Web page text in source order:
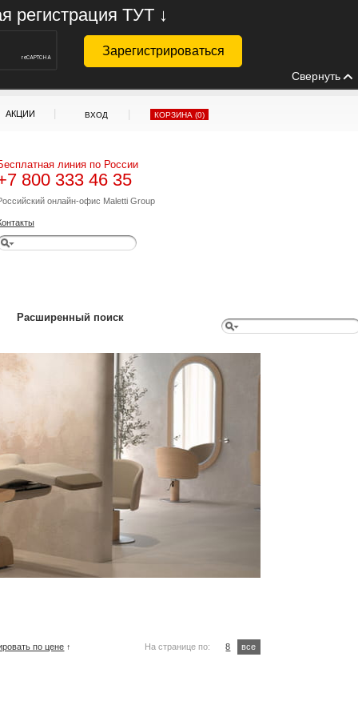
регистрация ТУТ ↓
Свернуть
АКЦИИ ВХОД | КОРЗИНА (0)
линия по России
800 333 46 35
онлайн-офис Maletti Group
Расширенный поиск
На странице по: 8 все
по цене ↑